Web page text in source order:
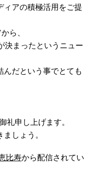
ィアの積極活用をご提
ら、
決まったというニュー
んだという事でとても
礼申し上げます。
しょう。
比寿から配信されてい